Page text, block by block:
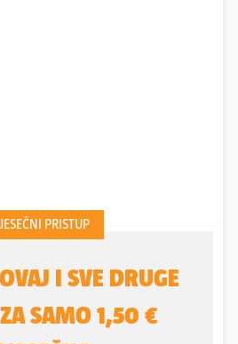
dana trećeg
dijetetičara i nutricionista